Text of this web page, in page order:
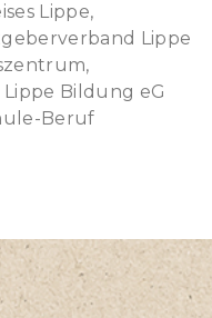
Lippe,
Lippe
Bildung eG
Beruf